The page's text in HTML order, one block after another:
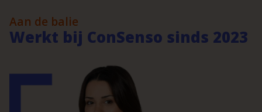
Aan de balie
Werkt bij ConSenso sinds 2023